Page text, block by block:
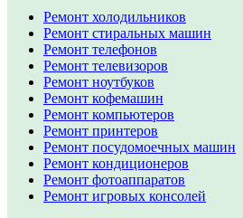
Ремонт холодильников
Ремонт стиральных машин
Ремонт телефонов
Ремонт телевизоров
Ремонт ноутбуков
Ремонт кофемашин
Ремонт компьютеров
Ремонт принтеров
Ремонт посудомоечных машин
Ремонт кондиционеров
Ремонт фотоаппаратов
Ремонт игровых консолей